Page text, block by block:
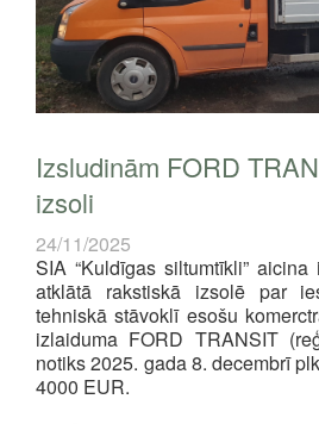
Izsludinām FORD
izsoli
24/11/2025
SIA “Kuldīgas siltumtīkli”
atklātā rakstiskā izsolē par
tehniskā stāvoklī esošu
izlaiduma FORD TRANSIT
notiks 2025. gada 8. decembrī
4000 EUR.